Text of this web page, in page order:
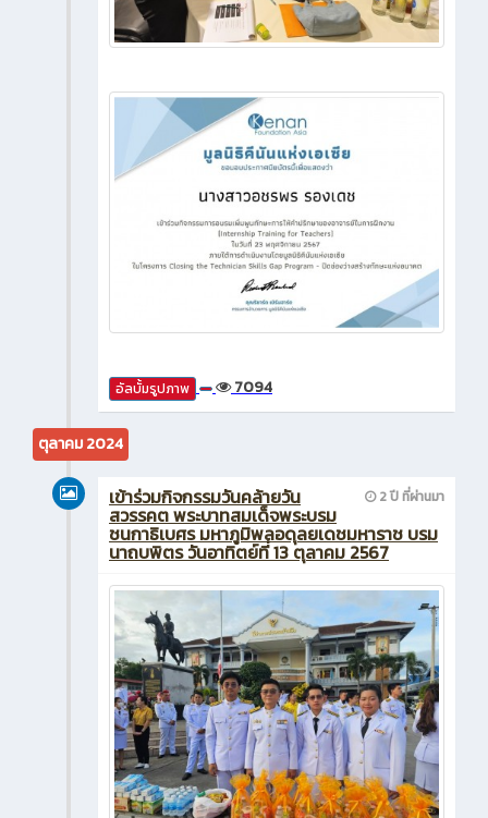
อัลบั้มรูปภาพ 7094
ตุลาคม 2024
2 ปี ที่ผ่านมา
เข้าร่วมกิจกรรมวันคล้ายวัน
สวรรคต พระบาทสมเด็จพระบรม
ชนกาธิเบศร มหาภูมิพลอดุลยเดชมหาราช บรม
นาถบพิตร วันอาทิตย์ที่ 13 ตุลาคม 2567